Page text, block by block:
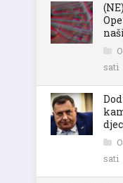
sati
sati